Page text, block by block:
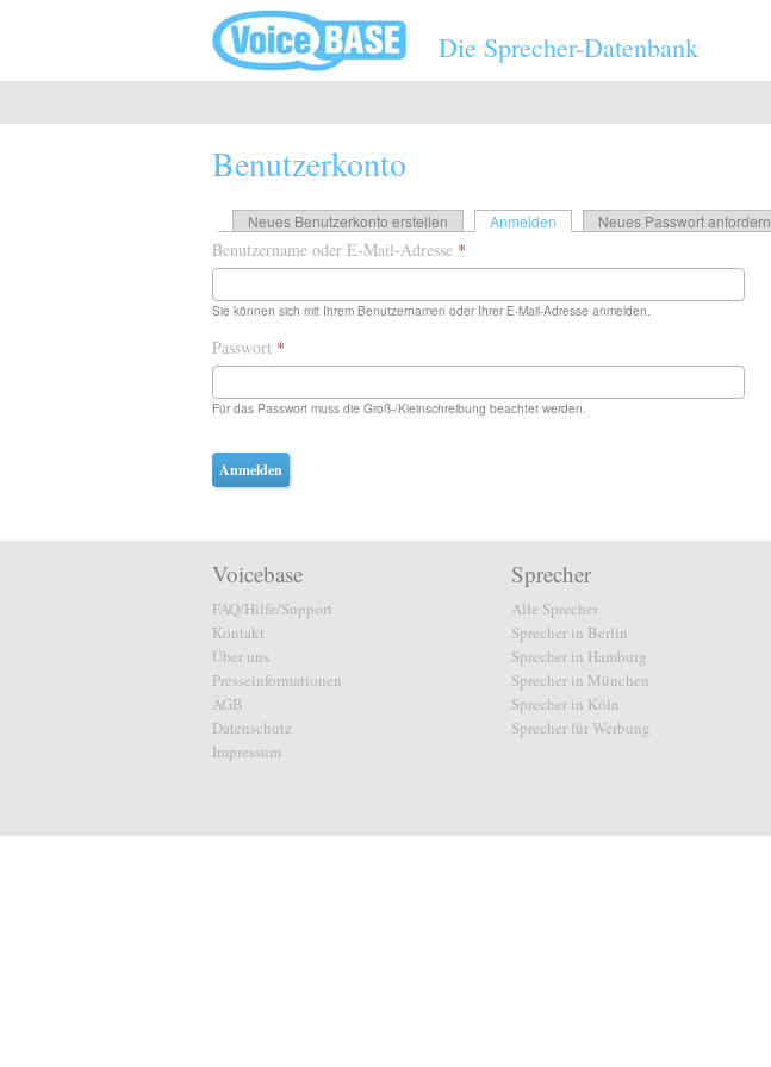
Die Sprecher-Datenbank
Benutzerkonto
Haupt-Reiter
Neues Benutzerkonto erstellen Anmelden (aktiver Reiter)
Neues Passwort anfordern
Benutzername oder E-Mail-Adresse *
Sie können sich mit Ihrem Benutzernamen oder Ihrer E-Mail-Adresse anmelden.
Passwort *
Für das Passwort muss die Groß-/Kleinschreibung beachtet werden.
Voicebase
FAQ/Hilfe/Support
Kontakt
Über uns
Presseinformationen
AGB
Datenschutz
Impressum
Sprecher
Alle Sprecher
Sprecher in Berlin
Sprecher in Hamburg
Sprecher in München
Sprecher in Köln
Sprecher für Werbung